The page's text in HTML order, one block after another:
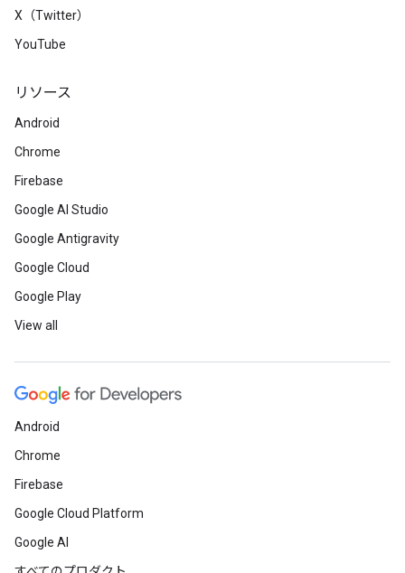
X（Twitter）
YouTube
リソース
Android
Chrome
Firebase
Google AI Studio
Google Antigravity
Google Cloud
Google Play
View all
Android
Chrome
Firebase
Google Cloud Platform
Google AI